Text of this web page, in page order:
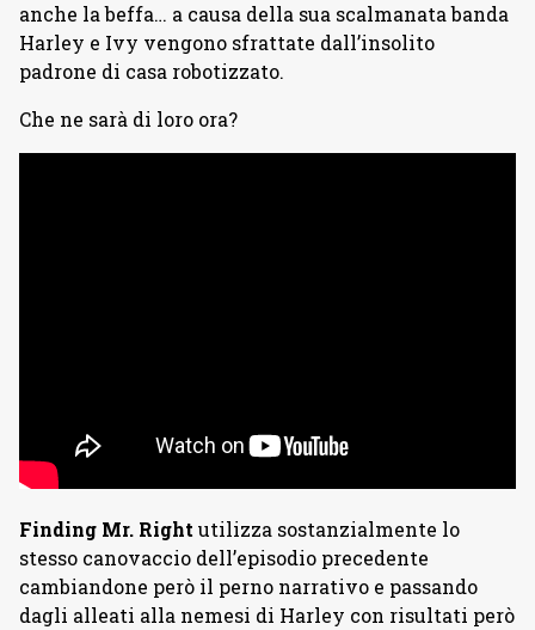
anche la beffa… a causa della sua scalmanata banda
Harley e Ivy vengono sfrattate dall’insolito
padrone di casa robotizzato.
Che ne sarà di loro ora?
Finding Mr. Right utilizza sostanzialmente lo
stesso canovaccio dell’episodio precedente
cambiandone però il perno narrativo e passando
dagli alleati alla nemesi di Harley con risultati però